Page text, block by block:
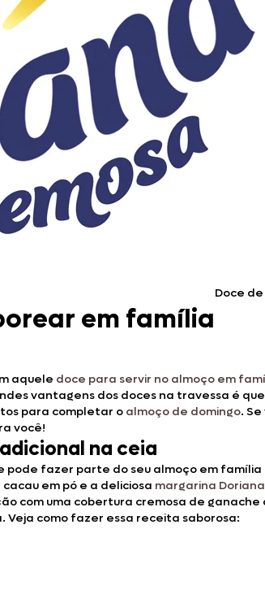
em família
Doce
aquele doce para servir no almoço em
vantagens dos doces na travessa é
para completar o almoço de domingo.
você!
na ceia
pode fazer parte do seu almoço em
em pó e a deliciosa margarina
uma cobertura cremosa de
como fazer essa receita saborosa: